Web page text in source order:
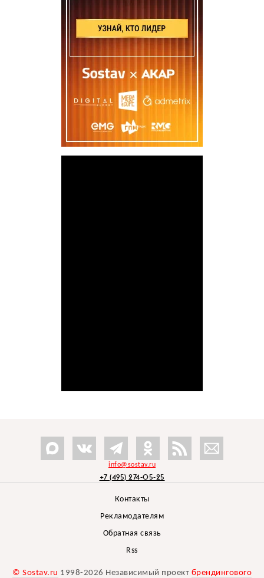
info@sostav.ru
+7 (495) 274-05-25
Контакты
Рекламодателям
Обратная связь
Rss
© Sostav.ru 1998-2026 Независимый проект брендингового